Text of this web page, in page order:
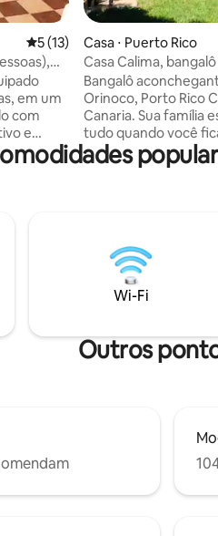
5 de uma avaliação média de
5 (13)
em um
com
e
de Porto
de sol
neste
de
Casa ⋅ Puerto Rico
Casa Calima,
da praia
Bangalô
Orinoco, Porto Rico
Canaria. Sua família
tudo quando você
localizado
minutos a pé da
ar livre, 2 quartos
1 banheiro com
vaso sanitário para
tem uma pequena
Wi-Fi
Outros